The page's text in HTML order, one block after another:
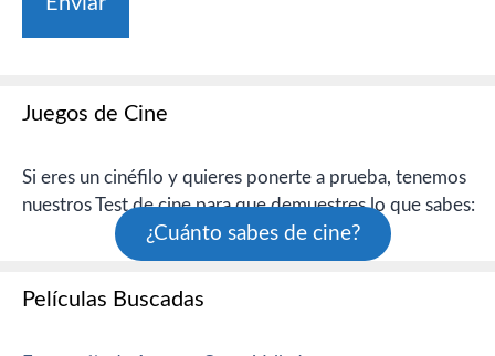
Juegos de Cine
Si eres un cinéfilo y quieres ponerte a prueba, tenemos
nuestros Test de cine para que demuestres lo que sabes:
¿Cuánto sabes de cine?
Películas Buscadas